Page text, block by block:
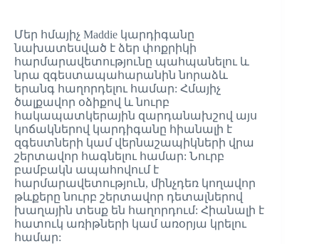
Մեր հմայիչ Maddie կարդիգանը
նախատեսված է ձեր փոքրիկի
հարմարավետությունը պահպանելու և
նրա զգեստապահարանին նորաձև
երանգ հաղորդելու համար: Հմայիչ
ծալքավոր օձիքով և նուրբ
հակապատկերային զարդանախշով այս
կոճակներով կարդիգանը հիանալի է
զգեստների կամ վերնաշապիկների վրա
շերտավոր հագնելու համար: Նուրբ
բամբակն ապահովում է
հարմարավետություն, մինչդեռ կողավոր
թևքերը նուրբ շերտավոր դետալներով
խաղային տեսք են հաղորդում: Հիանալի է
հատուկ առիթների կամ առօրյա կրելու
համար: